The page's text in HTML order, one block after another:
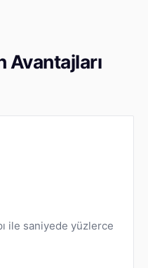
Avantajları
ile saniyede yüzlerce